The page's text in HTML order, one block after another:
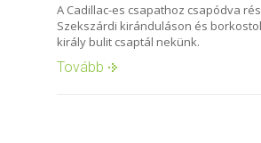
A Cadillac-es csapathoz csapódva
Szekszárdi kiránduláson és
király bulit csaptál nekünk.
Tovább